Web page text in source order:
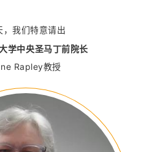
，我们特意请出
学中央圣马丁前院长
Rapley教授